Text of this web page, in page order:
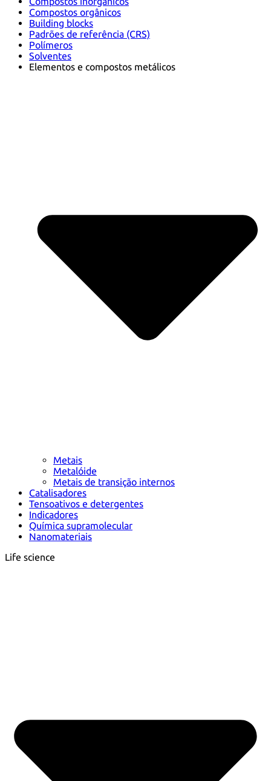
Compostos orgânicos
Building blocks
Padrões de referência (CRS)
Polímeros
Solventes
Elementos e compostos metálicos
Metais
Metalóide
Metais de transição internos
Catalisadores
Tensoativos e detergentes
Indicadores
Química supramolecular
Nanomateriais
Life science